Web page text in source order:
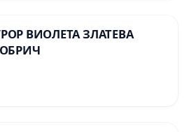
ВИОЛЕТА ЗЛАТЕВА